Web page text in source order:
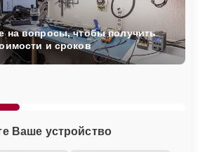
Ваше устройство
на вопросы, чтобы получить
и сроков